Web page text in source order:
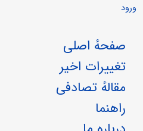
ورود
صفحهٔ اصلی
تغییرات اخیر
مقالهٔ تصادفی
راهنما